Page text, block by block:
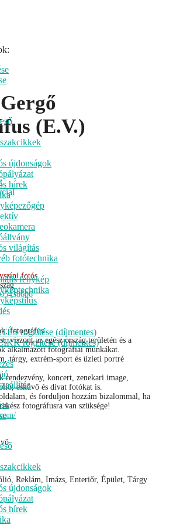
újdonságok
hírek
világítás
fotótechnika
fénykép
rögzítése (díjmentes)
rögzítése (díjmentes)
újdonságok
hírek
(E.V.)
fotós
fotográfus.
viszont az egész ország területén és a
alkalmazott fotográfiai munkákat.
tárgy, extrém-sport és üzleti portré
rendezvény, koncert, zenekari image,
esküvő és divat fotókat is.
és forduljon hozzám bizalommal, ha
fotográfusra van szüksége!
Reklám, Imázs, Enteriőr, Épület, Tárgy